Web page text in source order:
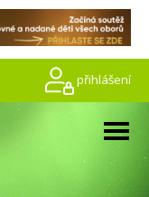
přihlášení